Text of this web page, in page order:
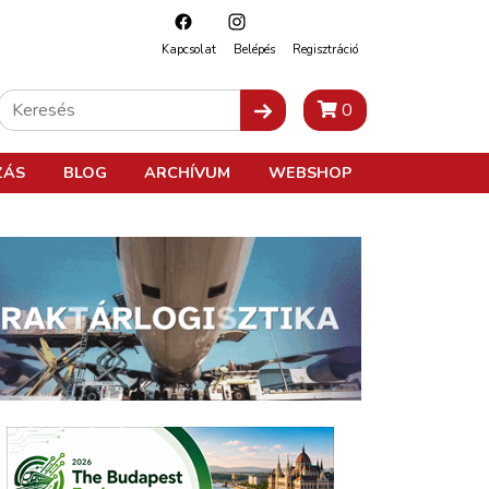
Kapcsolat Belépés Regisztráció
0
BLOG ARCHÍVUM WEBSHOP